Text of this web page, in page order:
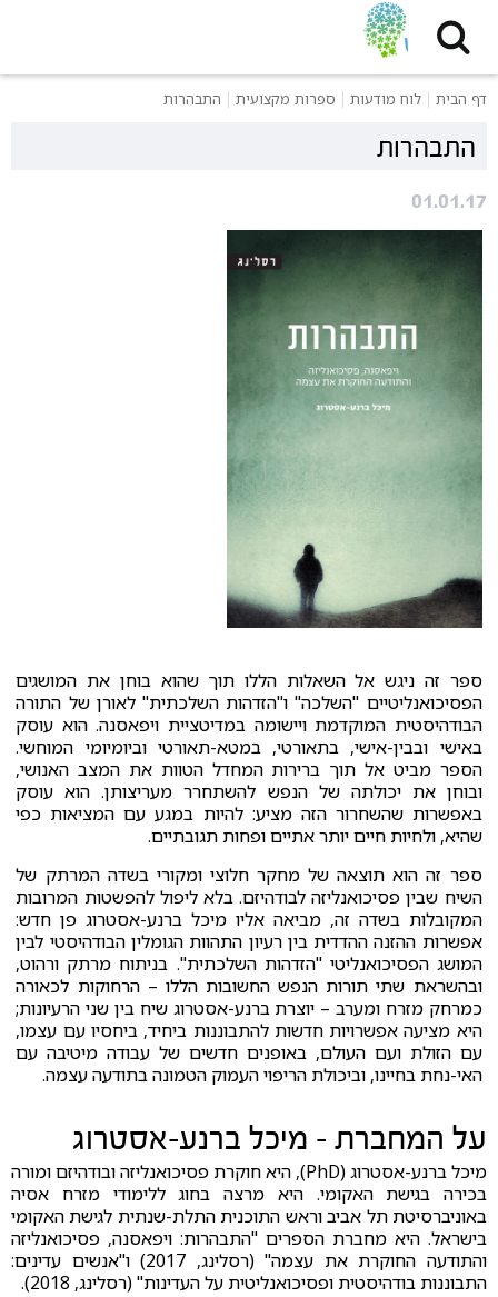
דף הבית לוח מודעות ספרות מקצועית התבהרות
התבהרות
01.01.17
ספר זה ניגש אל השאלות הללו תוך שהוא בוחן את המושגים
הפסיכואנליטיים "השלכה" ו"הזדהות השלכתית" לאורן של התורה
הבודהיסטית המוקדמת ויישומה במדיטציית ויפאסנה. הוא עוסק
באישי ובבין-אישי, בתאורטי, במטא-תאורטי וביומיומי המוחשי.
הספר מביט אל תוך ברירות המחדל הטוות את המצב האנושי,
ובוחן את יכולתה של הנפש להשתחרר מעריצותן. הוא עוסק
באפשרות שהשחרור הזה מציע: להיות במגע עם המציאות כפי
שהיא, ולחיות חיים יותר אתיים ופחות תגובתיים.
ספר זה הוא תוצאה של מחקר חלוצי ומקורי בשדה המרתק של
השיח שבין פסיכואנליזה לבודהיזם. בלא ליפול להפשטות המרובות
המקובלות בשדה זה, מביאה אליו מיכל ברנע-אסטרוג פן חדש:
אפשרות ההזנה ההדדית בין רעיון התהוות הגומלין הבודהיסטי לבין
המושג הפסיכואנליטי "הזדהות השלכתית". בניתוח מרתק ורהוט,
ובהשראת שתי תורות הנפש החשובות הללו – הרחוקות לכאורה
כמרחק מזרח ומערב – יוצרת ברנע-אסטרוג שיח בין שני הרעיונות;
היא מציעה אפשרויות חדשות להתבוננות ביחיד, ביחסיו עם עצמו,
עם הזולת ועם העולם, באופנים חדשים של עבודה מיטיבה עם
האי-נחת בחיינו, וביכולת הריפוי העמוק הטמונה בתודעה עצמה.
על המחברת - מיכל ברנע-אסטרוג
מיכל ברנע-אסטרוג (PhD), היא חוקרת פסיכואנליזה ובודהיזם ומורה
בכירה בגישת האקומי. היא מרצה בחוג ללימודי מזרח אסיה
באוניברסיטת תל אביב וראש התוכנית התלת-שנתית לגישת האקומי
בישראל. היא מחברת הספרים "התבהרות: ויפאסנה, פסיכואנליזה
והתודעה החוקרת את עצמה" (רסלינג, 2017) ו"אנשים עדינים:
התבוננות בודהיסטית ופסיכואנליטית על העדינות" (רסלינג, 2018).